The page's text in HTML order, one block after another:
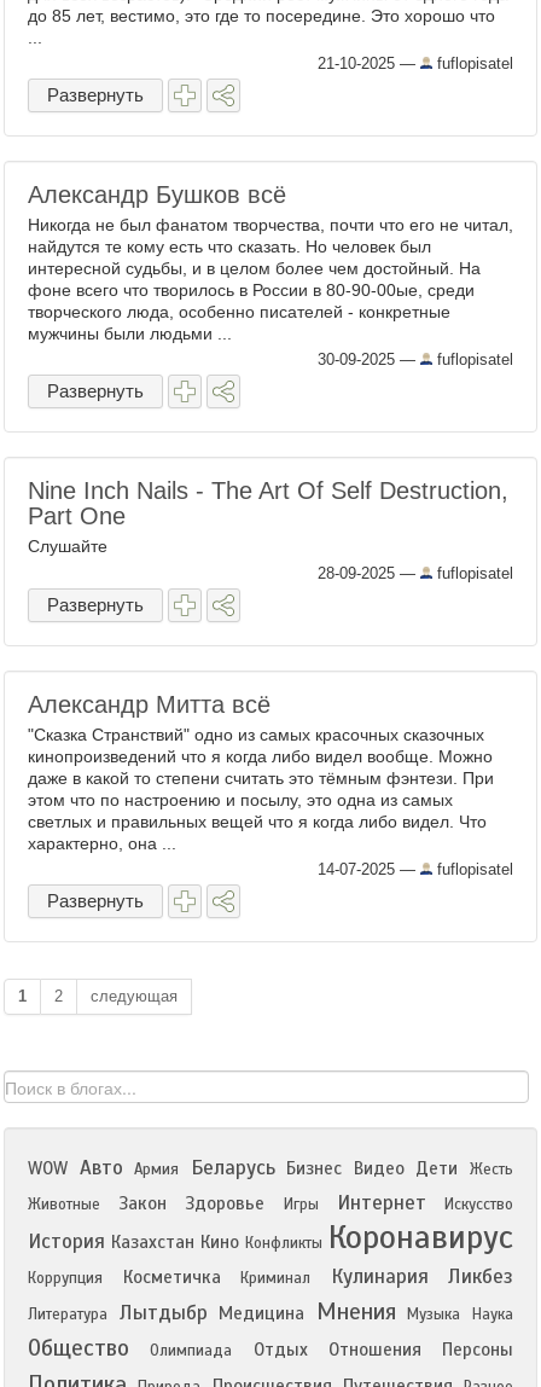
до 85 лет, вестимо, это где то посередине. Это хорошо что
21-10-2025 — fuflopisatel
Развернуть
Александр Бушков всё
Никогда не был фанатом творчества, почти что его не читал,
найдутся те кому есть что сказать. Но человек был
интересной судьбы, и в целом более чем достойный. На
фоне всего что творилось в России в 80-90-00ые, среди
творческого люда, особенно писателей - конкретные
мужчины были людьми ...
30-09-2025 — fuflopisatel
Развернуть
Nine Inch Nails - The Art Of Self Destruction,
Part One
Слушайте
28-09-2025 — fuflopisatel
Развернуть
Александр Митта всё
"Сказка Странствий" одно из самых красочных сказочных
кинопроизведений что я когда либо видел вообще. Можно
даже в какой то степени считать это тёмным фэнтези. При
этом что по настроению и посылу, это одна из самых
светлых и правильных вещей что я когда либо видел. Что
характерно, она ...
14-07-2025 — fuflopisatel
Развернуть
1 2 следующая
WOW Авто Армия Беларусь Бизнес Видео Дети
Жесть
Животные
Закон Здоровье Игры Интернет Искусство
История Казахстан Кино Конфликты Коронавирус
Коррупция Косметичка Криминал Кулинария Ликбез
Литература Лытдыбр Медицина Мнения Музыка Наука
Общество Олимпиада Отдых Отношения Персоны